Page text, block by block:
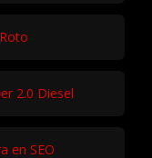
2.0 Diesel
en SEO